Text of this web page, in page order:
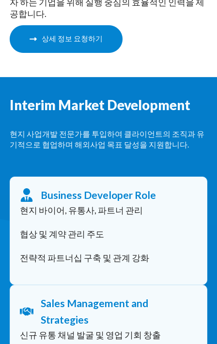
자 하는 기업을 위해 실행 중심의 효율적인 인력을 제
공합니다.
상세 정보 요청하기
Interim Market Development
현지 사업개발 전문가를 투입하여 클라이언트의 조직과 유
기적으로 협업하며 해외사업 목표 달성을 지원합니다.
Business Developer Role
현지 바이어, 유통사, 파트너 관리
협상 및 계약 관리 주도
전략적 파트너십 구축 및 관계 강화
Sales Management and
Strategies
신규 유통 채널 발굴 및 영업 기회 창출